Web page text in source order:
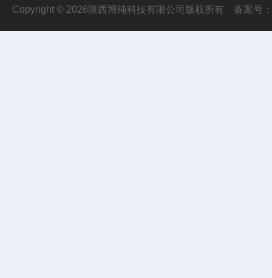
Copyright © 2026陕西博纯科技有限公司版权所有 备案号